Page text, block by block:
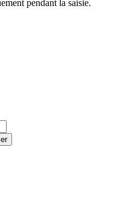
pendant la saisie.